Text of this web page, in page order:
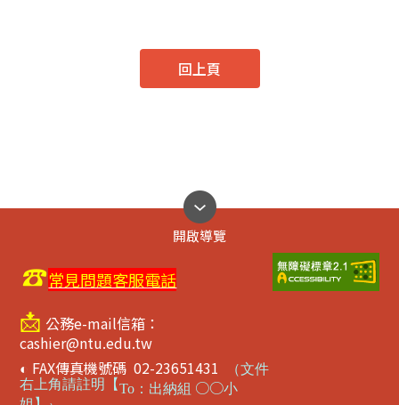
回上頁
開啟導覽
☎常見問題客服電話
📩 公務e-mail信箱：
cashier@ntu.edu.tw
◐ FAX傳真機號碼 02-23651431 （文件
右上角請註明【To ：出納組 ○○小